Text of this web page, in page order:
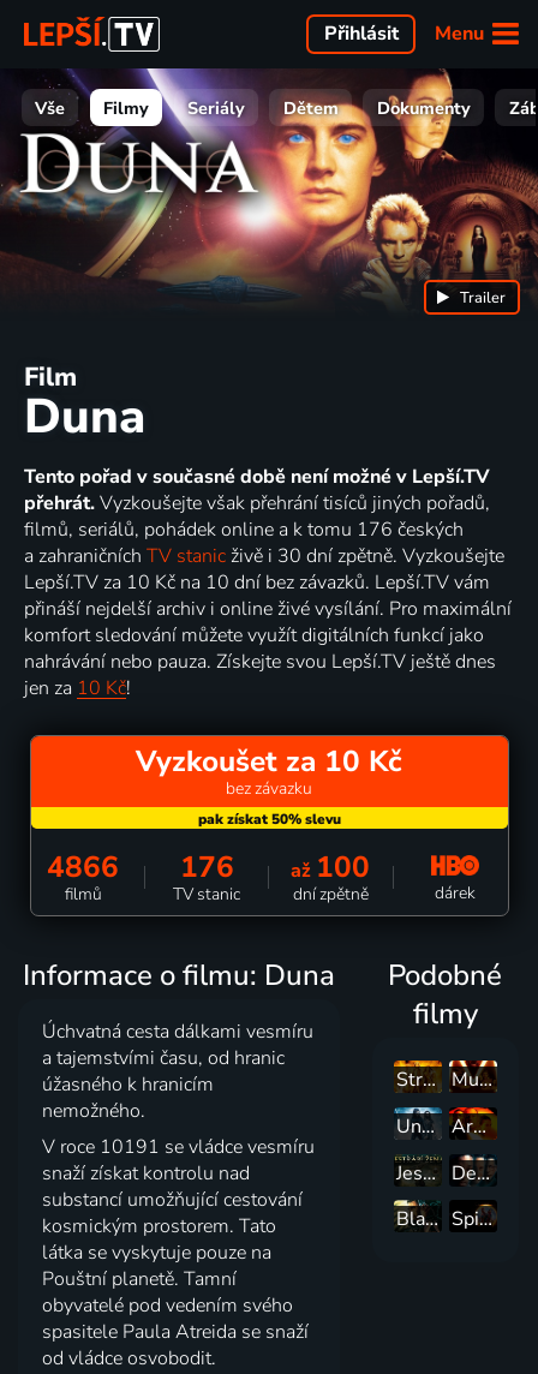
Menu
Přihlásit
Vše Filmy Seriály Dětem Dokumenty
Film
Duna
Trailer
Tento pořad v současné době není možné v Lepší.TV
přehrát.Vyzkoušejte však přehrání tisíců jiných pořadů,
filmů, seriálů, pohádek online a k tomu 176 českých
a zahraničních TV stanic živě i 30 dní zpětně. Vyzkoušejte
Lepší.TV za 10 Kč na 10 dní bez závazků. Lepší.TV vám
přináší nejdelší archiv i online živé vysílání. Pro maximální
komfort sledování můžete využít digitálních funkcí jako
nahrávání nebo pauza. Získejte svou Lepší.TV ještě dnes
jen za 10 Kč!
Vyzkoušet za 10 Kč
bez závazku
4866
filmů
176
TV stanic
až 100
dní zpětně dárek
Informace o filmu: Duna
Úchvatná cesta dálkami vesmíru
a tajemstvími času, od hranic
úžasného k hranicím
nemožného.
V roce 10191 se vládce vesmíru
snaží získat kontrolu nad
substancí umožňující cestování
kosmickým prostorem. Tato
látka se vyskytuje pouze na
Pouštní planetě. Tamní
obyvatelé pod vedením svého
spasitele Paula Atreida se snaží
od vládce osvobodit.
Podobné
filmy
Stroj času
Mumie se vrací
Underworld: Vzpoura Lycanů
Armageddon
Jestřábí žena
Den nezávislosti
Blade Runner
Spider-Man: Bez domova